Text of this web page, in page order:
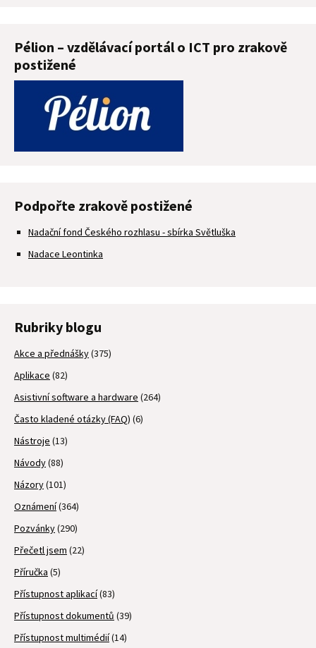
Pélion – vzdělávací portál o ICT pro zrakově
postižené
Podpořte zrakově postižené
Nadační fond Českého rozhlasu - sbírka Světluška
Nadace Leontinka
Rubriky blogu
Akce a přednášky(375)
Aplikace (82)
Asistivní software a hardware (264)
Často kladené otázky (FAQ) (6)
Nástroje (13)
Návody(88)
Názory(101)
Oznámení(364)
Pozvánky(290)
Přečetl jsem (22)
Příručka (5)
Přístupnost aplikací(83)
Přístupnost dokumentů (39)
Přístupnost multimédií(14)